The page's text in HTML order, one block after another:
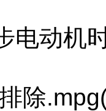
动机时
除